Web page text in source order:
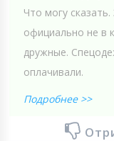
Что могу
официально не в
дружные.
оплачивали.
Подробнее >>